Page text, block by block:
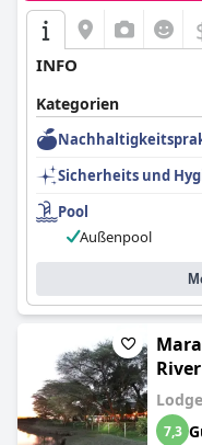
INFO
Kategorien
Sicherheits und
Pool
Außenpool
7,3